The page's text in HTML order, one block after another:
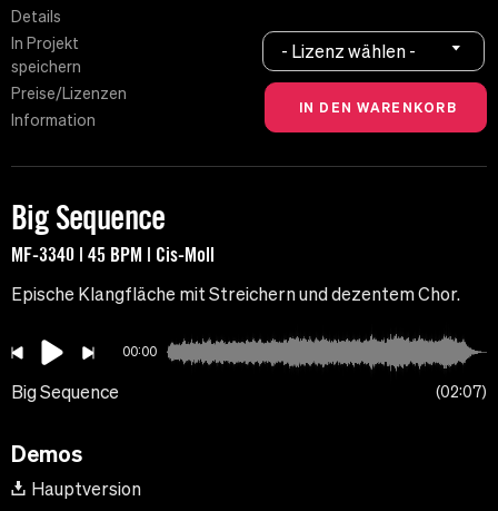
Details
In Projekt
speichern
Preise/Lizenzen
Information
- Lizenz wählen -
Big Sequence
MF-3340 | 45 BPM | Cis-Moll
Epische Klangfläche mit Streichern und dezentem Chor.
00:00
Big Sequence 02:07
Demos
Hauptversion